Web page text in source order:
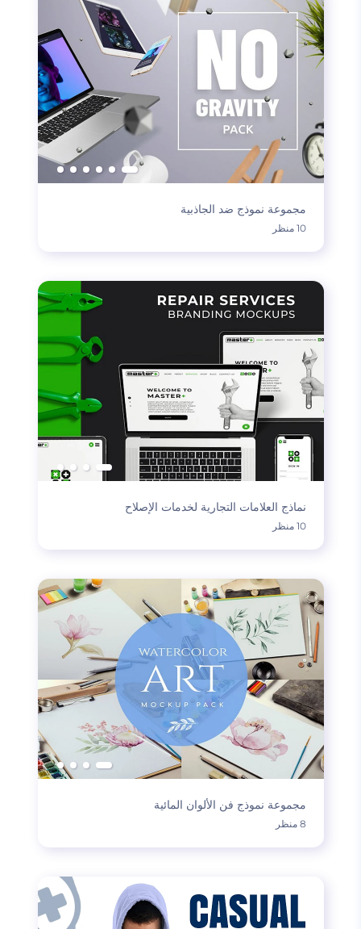
مجموعة نموذج ضد الجاذبية
10 منظر
نماذج العلامات التجارية لخدمات الإصلاح
10 منظر
مجموعة نموذج فن الألوان المائية
8 منظر